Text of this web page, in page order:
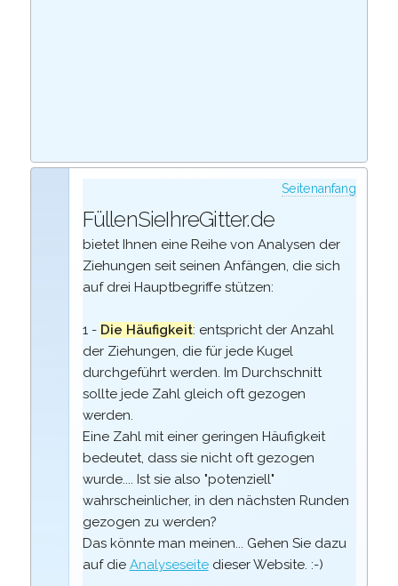
Seitenanfang
FüllenSieIhreGitter.de
bietet Ihnen eine Reihe von Analysen der
Ziehungen seit seinen Anfängen, die sich
auf drei Hauptbegriffe stützen:
1 - Die Häufigkeit: entspricht der Anzahl
der Ziehungen, die für jede Kugel
durchgeführt werden. Im Durchschnitt
sollte jede Zahl gleich oft gezogen
werden.
Eine Zahl mit einer geringen Häufigkeit
bedeutet, dass sie nicht oft gezogen
wurde.... Ist sie also "potenziell"
wahrscheinlicher, in den nächsten Runden
gezogen zu werden?
Das könnte man meinen... Gehen Sie dazu
auf die Analyseseitedieser Website. :-)